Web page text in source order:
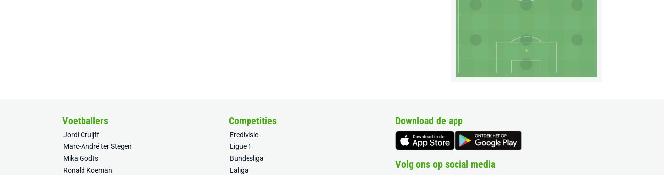
Voetballers
Jordi Cruijff
Marc-André ter Stegen
Mika Godts
Ronald Koeman
Competities
Eredivisie
Ligue 1
Bundesliga
Laliga
Download de app
Volg ons op social media